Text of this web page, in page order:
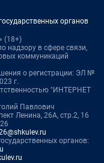
органов
(18+)
надзору в сфере связи,
коммуникаций
о регистрации: ЭЛ №
г.
"ИНТЕРНЕТ
Павлович
Ленина, 26А, стр.2, 16
органов: